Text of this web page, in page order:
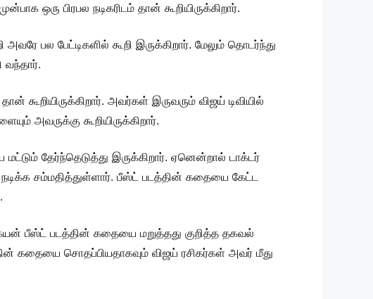
ஒரு பிரபல நடிகரிடம் தான் கூறியிருக்கிறார்.
பல பேட்டிகளில் கூறி இருக்கிறார். மேலும் தொடர்ந்து
வந்தார்.
அவர்கள் இருவரும் விஜய் டிவியில்
அவருக்கு கூறியிருக்கிறார்.
தேர்ந்தெடுத்து இருக்கிறார். ஏனென்றால் டாக்டர்
சம்மதித்துள்ளார். பீஸ்ட் படத்தின் கதையை கேட்ட
பீஸ்ட் படத்தின் கதையை மறுத்தது குறித்த தகவல்
கதையை சொதப்பியதாகவும் விஜய் ரசிகர்கள் அவர் மீது